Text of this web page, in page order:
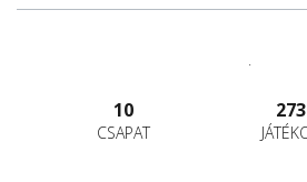
.
10
CSAPAT
273